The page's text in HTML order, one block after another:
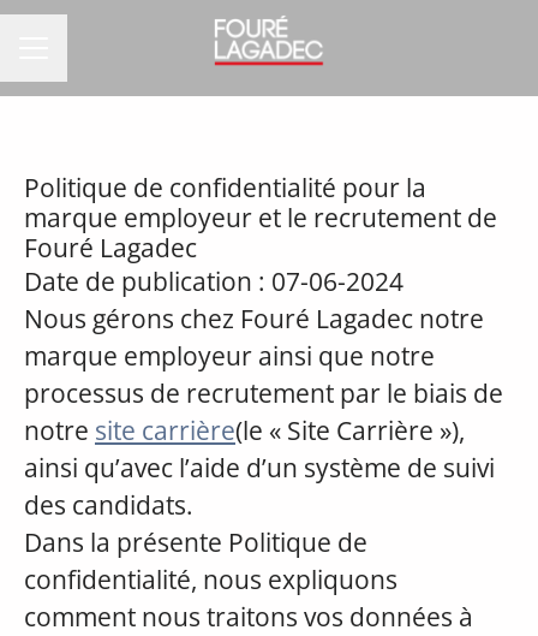
Politique de confidentialité pour la
marque employeur et le recrutement de
Fouré Lagadec
Date de publication : 07-06-2024
Nous gérons chez Fouré Lagadec notre
marque employeur ainsi que notre
processus de recrutement par le biais de
notre site carrière(le « Site Carrière »),
ainsi qu’avec l’aide d’un système de suivi
des candidats.
Dans la présente Politique de
confidentialité, nous expliquons
comment nous traitons vos données à